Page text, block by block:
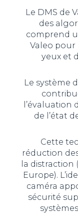
Le DMS de
des
comprend
Valeo pour
yeux et
Le système
l’évaluation
de l’état
Cette
réduction
la distraction
Europe).
caméra
sécurité